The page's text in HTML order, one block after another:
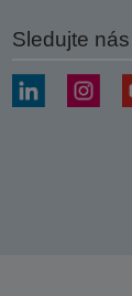
Sledujte nás